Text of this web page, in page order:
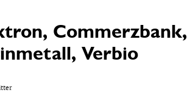
Commerzbank,
Verbio